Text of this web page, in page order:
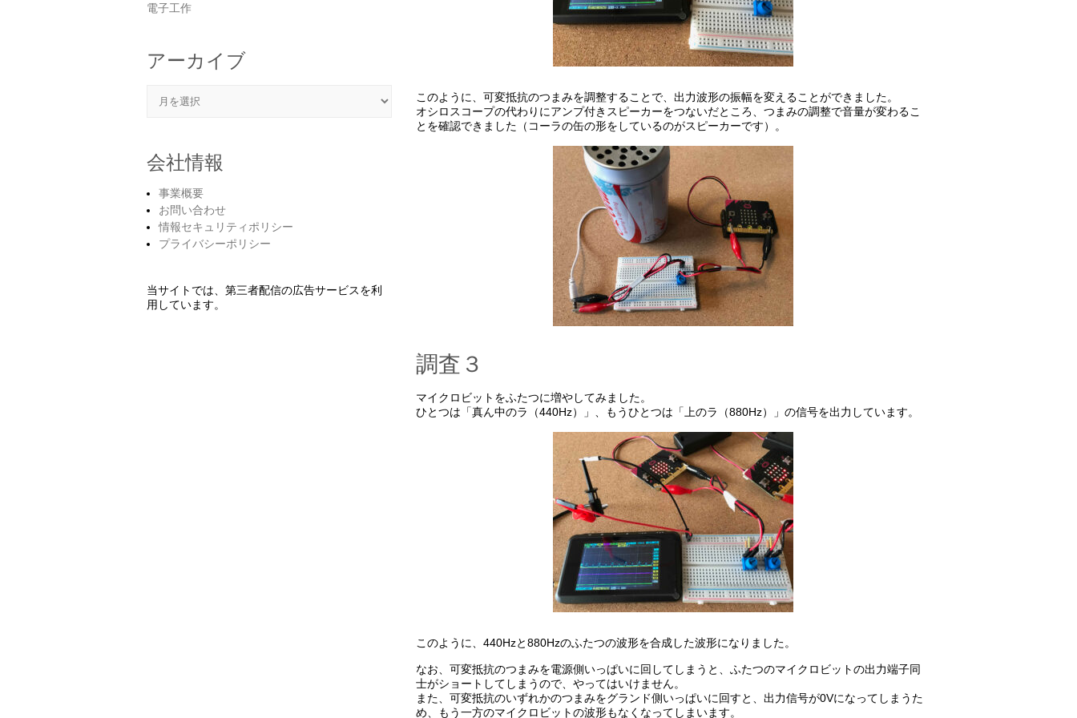
このように、可変抵抗のつまみを調整することで、出力波形の振幅を変えることができました。
オシロスコープの代わりにアンプ付きスピーカーをつないだところ、つまみの調整で音量が変わるこ
とを確認できました（コーラの缶の形をしているのがスピーカーです）。
調査３
マイクロビットをふたつに増やしてみました。
ひとつは「真ん中のラ（440Hz）」、もうひとつは「上のラ（880Hz）」の信号を出力しています。
このように、440Hzと880Hzのふたつの波形を合成した波形になりました。
なお、可変抵抗のつまみを電源側いっぱいに回してしまうと、ふたつのマイクロビットの出力端子同
士がショートしてしまうので、やってはいけません。
また、可変抵抗のいずれかのつまみをグランド側いっぱいに回すと、出力信号が0Vになってしまうた
め、もう一方のマイクロビットの波形もなくなってしまいます。
電子工作
アーカイブ
会社情報
事業概要
お問い合わせ
情報セキュリティポリシー
プライバシーポリシー
当サイトでは、第三者配信の広告サービスを利
用しています。